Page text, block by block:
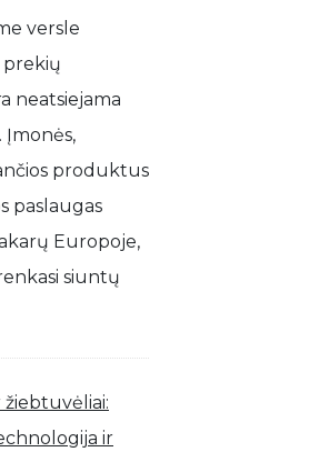
versle
neatsiejama
Įmonės,
produktus
paslaugas
Europoje,
siuntų
žiebtuvėliai:
ir